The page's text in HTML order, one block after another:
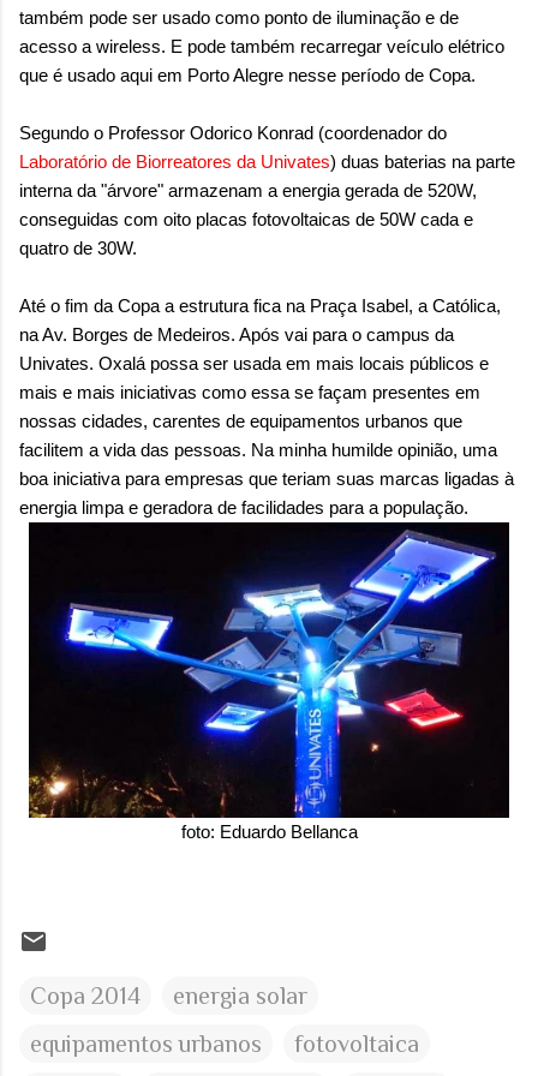
também pode ser usado como ponto de iluminação e de
acesso a wireless. E pode também recarregar veículo elétrico
que é usado aqui em Porto Alegre nesse período de Copa.
Segundo o Professor Odorico Konrad (coordenador do
Laboratório de Biorreatores da Univates) duas baterias na parte
interna da "árvore" armazenam a energia gerada de 520W,
conseguidas com oito placas fotovoltaicas de 50W cada e
quatro de 30W.
Até o fim da Copa a estrutura fica na Praça Isabel, a Católica,
na Av. Borges de Medeiros. Após vai para o campus da
Univates. Oxalá possa ser usada em mais locais públicos e
mais e mais iniciativas como essa se façam presentes em
nossas cidades, carentes de equipamentos urbanos que
facilitem a vida das pessoas. Na minha humilde opinião, uma
boa iniciativa para empresas que teriam suas marcas ligadas à
energia limpa e geradora de facilidades para a população.
foto: Eduardo Bellanca
Copa 2014
energia solar
equipamentos urbanos
fotovoltaica